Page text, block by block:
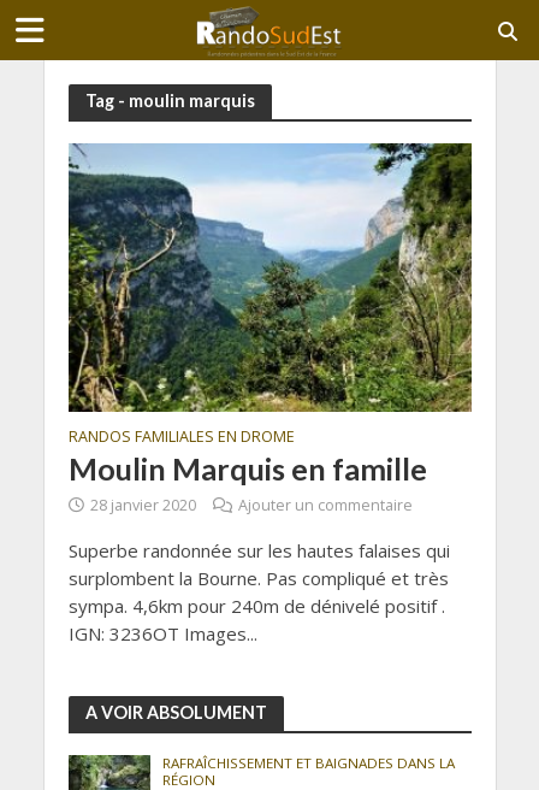
Tag - moulin marquis
RANDOS FAMILIALES EN DROME
Moulin Marquis en famille
28 janvier 2020 Ajouter un commentaire
Superbe randonnée sur les hautes falaises qui
surplombent la Bourne. Pas compliqué et très
sympa. 4,6km pour 240m de dénivelé positif .
IGN: 3236OT Images...
A VOIR ABSOLUMENT
RAFRAÎCHISSEMENT ET BAIGNADES DANS LA
RÉGION